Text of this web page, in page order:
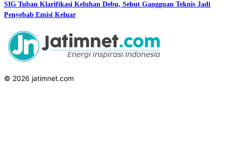
SIG Tuban Klarifikasi Keluhan Debu, Sebut Gangguan Teknis Jadi
Penyebab Emisi Keluar
© 2026 jatimnet.com